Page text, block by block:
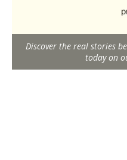
Discover the real stories
today on